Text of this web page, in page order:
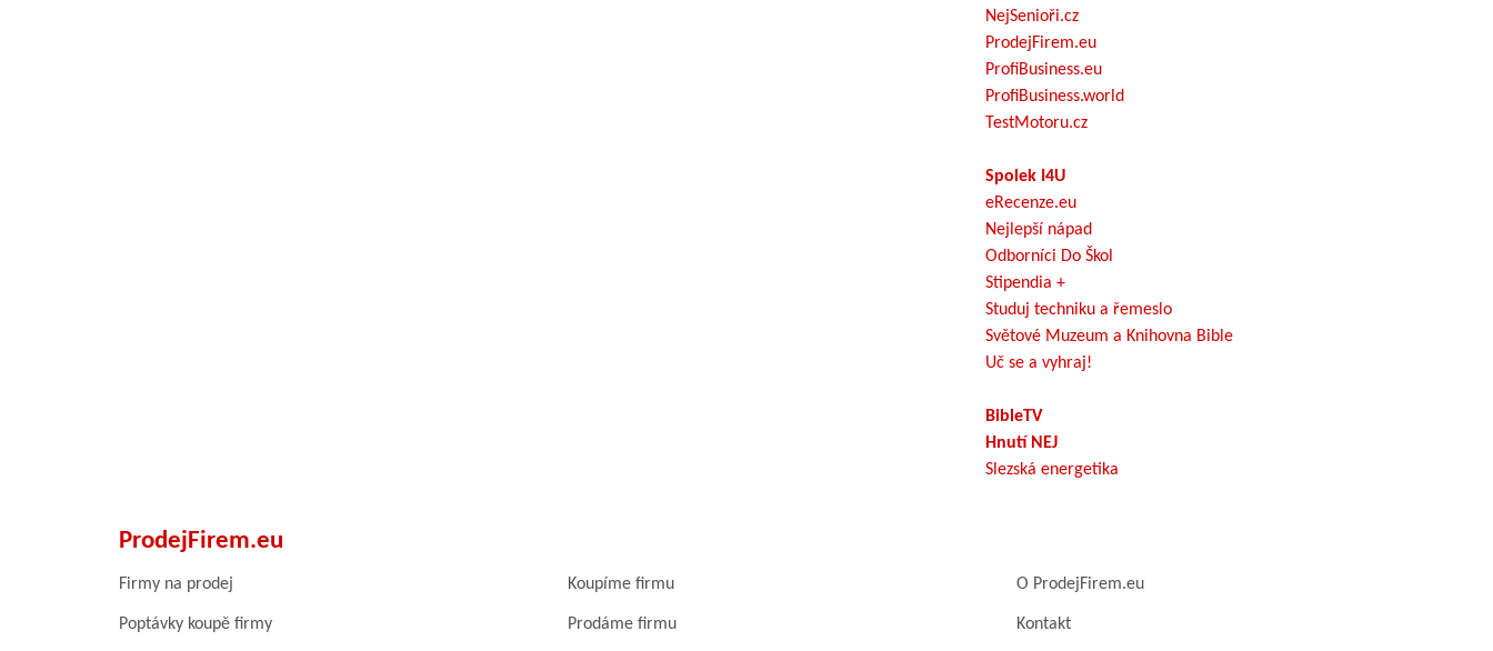
NejSenioři.cz
ProdejFirem.eu
ProfiBusiness.eu
ProfiBusiness.world
TestMotoru.cz
Spolek I4U
eRecenze.eu
Nejlepší nápad
Odborníci Do Škol
Stipendia +
Studuj techniku a řemeslo
Světové Muzeum a Knihovna Bible
Uč se a vyhraj!
BibleTV
Hnutí NEJ
Slezská energetika
ProdejFirem.eu
Firmy na prodej Koupíme firmu O ProdejFirem.eu
Poptávky koupě firmy Prodáme firmu Kontakt